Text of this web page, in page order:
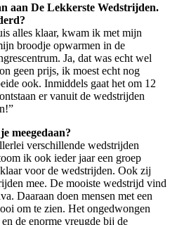
aan De Lekkerste Wedstrijden.
alles klaar, kwam ik met mijn
broodje opwarmen in de
Ja, dat was echt wel
geen prijs, ik moest echt nog
ook. Inmiddels gaat het om 12
er vanuit de wedstrijden
meegedaan?
verschillende wedstrijden
ik ook ieder jaar een groep
voor de wedstrijden. Ook zij
mee. De mooiste wedstrijd vind
Daaraan doen mensen met een
om te zien. Het ongedwongen
de enorme vreugde bij de